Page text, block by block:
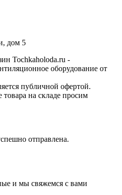
дом 5
Tochkaholoda.ru -
оборудование от
публичной офертой.
на складе просим
отправлена.
и мы свяжемся с вами